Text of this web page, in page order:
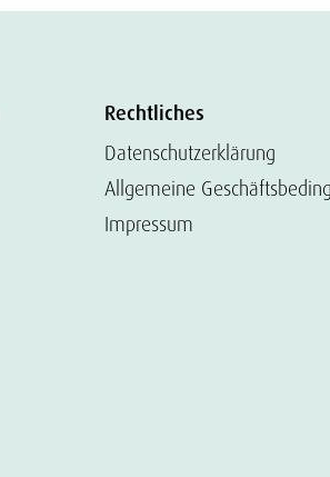
Rechtliches
Datenschutzerklärung
Allgemeine
Impressum